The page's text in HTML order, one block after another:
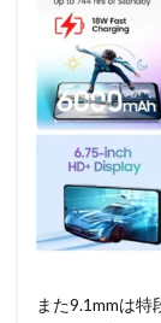
また9.1mmは